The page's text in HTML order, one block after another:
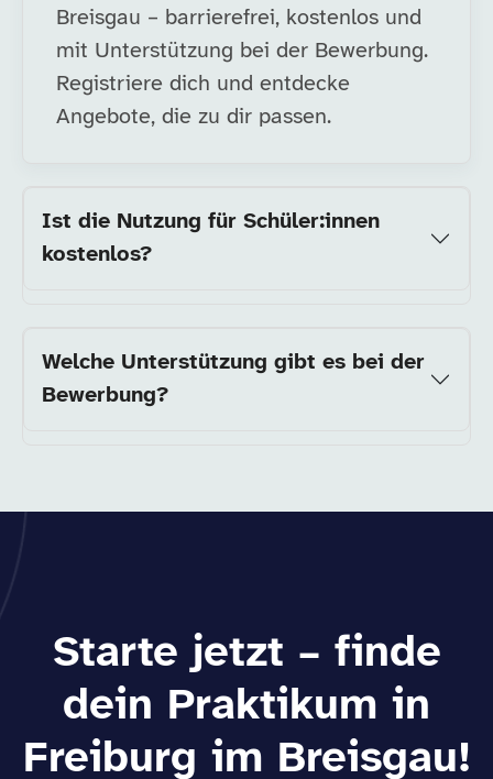
Breisgau – barrierefrei, kostenlos und
mit Unterstützung bei der Bewerbung.
Registriere dich und entdecke
Angebote, die zu dir passen.
Ist die Nutzung für Schüler:innen
kostenlos?
Welche Unterstützung gibt es bei der
Bewerbung?
Starte jetzt – finde
dein Praktikum in
Freiburg im Breisgau!